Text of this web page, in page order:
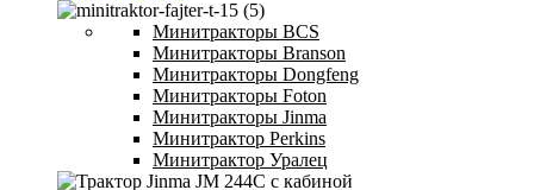
Минитракторы BCS
Минитракторы Branson
Минитракторы Dongfeng
Минитракторы Foton
Минитракторы Jinma
Минитрактор Perkins
Минитрактор Уралец